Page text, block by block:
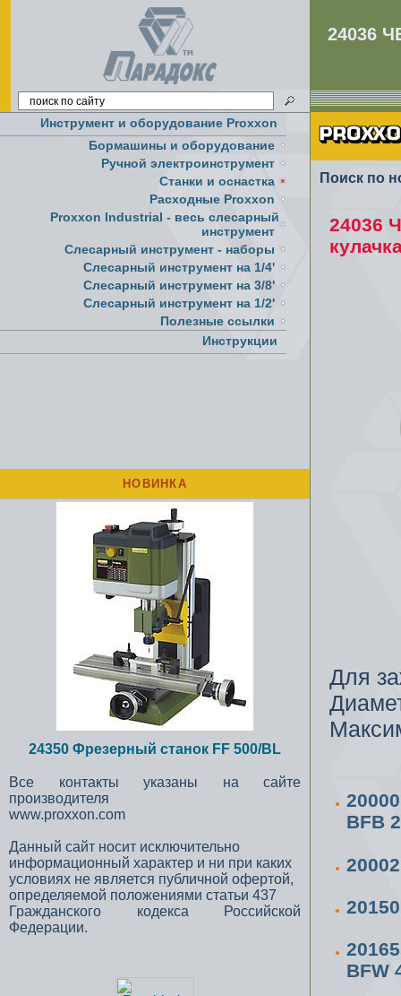
24036
Инструмент и оборудование Proxxon
Бормашины и оборудование
Ручной электроинструмент
Cтанки и оснастка
Расходные Proxxon
Proxxon Industrial - весь слесарный
инструмент
Слесарный инструмент - наборы
Слесарный инструмент на 1/4'
Слесарный инструмент на 3/8'
Слесарный инструмент на 1/2'
Полезные ссылки
Инструкции
НОВИНКА
24350 Фрезерный станок FF 500/BL
Все контакты указаны на сайте
производителя
www.proxxon.com
Данный сайт носит исключительно
информационный характер и ни при каких
условиях не является публичной офертой,
определяемой положениями статьи 437
Гражданского кодекса Российской
Федерации.
Поиск по
24036
Для
BFB
BFW